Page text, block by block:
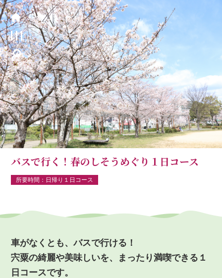
バスで行く！春のしそうめぐり１日コース
所要時間：日帰り１日コース
車がなくとも、バスで行ける！
宍粟の綺麗や美味しいを、まったり満喫できる１
日コースです。